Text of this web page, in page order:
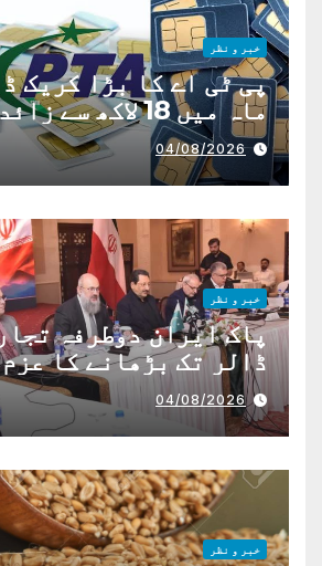
خبر و نظر
ماہ میں 18 لاکھ سے زائد سمز بلاک
04/08/2026
خبر و نظر
ڈالر تک بڑھانے کا عزم
04/08/2026
خبر و نظر